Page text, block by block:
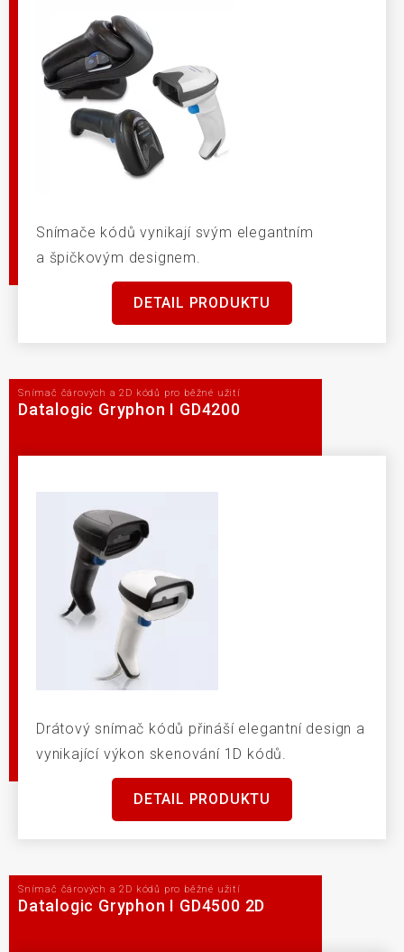
Snímače kódů vynikají svým elegantním
a špičkovým designem.
DETAIL PRODUKTU
Snímač čárových a 2D kódů pro běžné užití
Datalogic Gryphon I GD4200
Drátový snímač kódů přináší elegantní design a
vynikající výkon skenování 1D kódů.
DETAIL PRODUKTU
Snímač čárových a 2D kódů pro běžné užití
Datalogic Gryphon I GD4500 2D